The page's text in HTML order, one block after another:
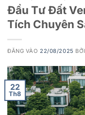
Đầu Tư Đất
Tích Chuyên
ĐĂNG VÀO 22/08/2025
22
Th8